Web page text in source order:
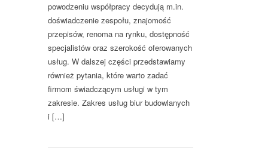
powodzeniu współpracy decydują m.in.
doświadczenie zespołu, znajomość
przepisów, renoma na rynku, dostępność
specjalistów oraz szerokość oferowanych
usług. W dalszej części przedstawiamy
również pytania, które warto zadać
firmom świadczącym usługi w tym
zakresie. Zakres usług biur budowlanych
i […]